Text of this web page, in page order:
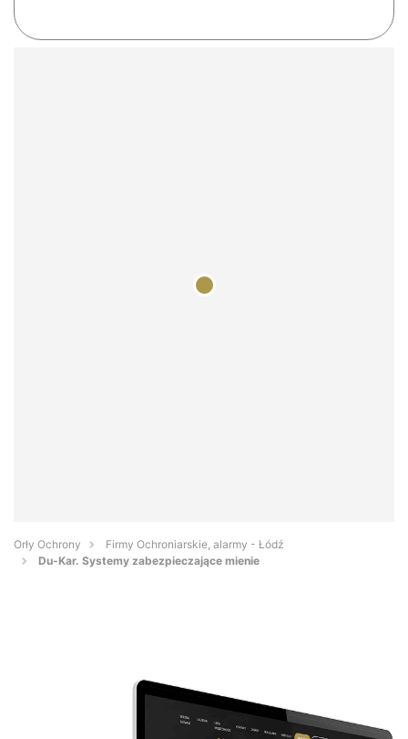
Orły Ochrony
Firmy Ochroniarskie, alarmy - Łódź
Du-Kar. Systemy zabezpieczające mienie